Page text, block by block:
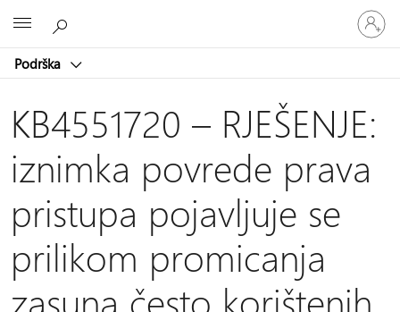
Podrška
Prijavite
se
u
račun
KB4551720 – RJEŠENJE:
iznimka povrede prava
pristupa pojavljuje se
prilikom promicanja
zasuna često korištenih